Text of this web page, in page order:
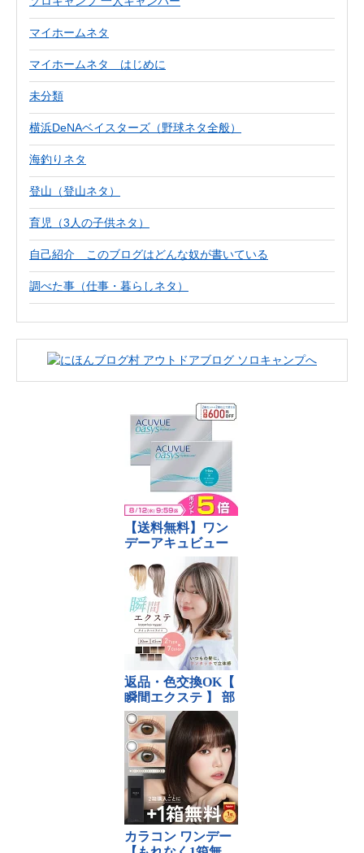
マイホームネタ
マイホームネタ はじめに
未分類
横浜DeNAベイスターズ（野球ネタ全般）
海釣りネタ
登山（登山ネタ）
育児（3人の子供ネタ）
自己紹介 このブログはどんな奴が書いている
調べた事（仕事・暮らしネタ）